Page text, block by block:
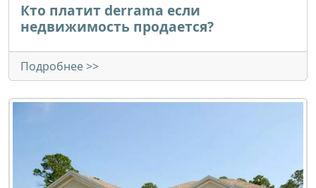
Кто платит derrama если
недвижимость продается?
Подробнее >>